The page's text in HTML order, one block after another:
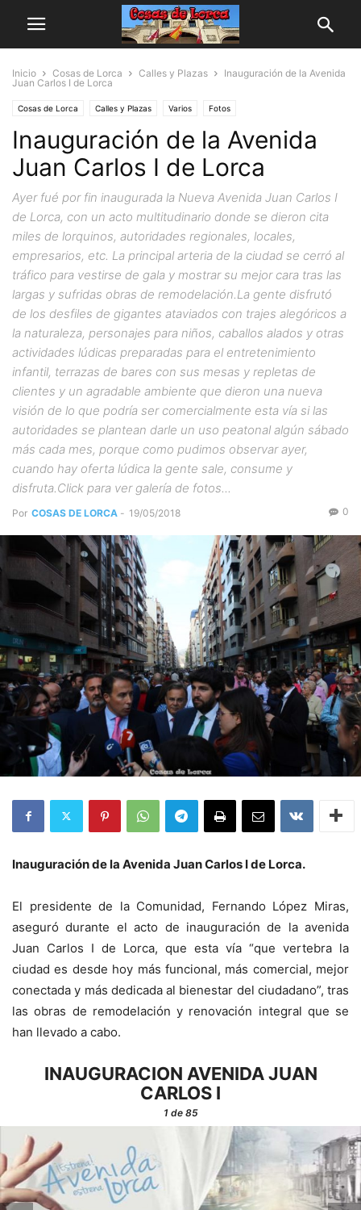
Inicio Cosas de Lorca Calles y Plazas
Inauguración de la Avenida
Juan Carlos I de Lorca
Cosas de Lorca Calles y Plazas Varios Fotos
Inauguración de la Avenida
Juan Carlos I de Lorca
Ayer fué por fin inaugurada la Nueva Avenida Juan Carlos I
de Lorca, con un acto multitudinario donde se dieron cita
miles de lorquinos, autoridades regionales, locales,
empresarios, etc. La principal arteria de la ciudad se cerró al
tráfico para vestirse de gala y mostrar su mejor cara tras las
largas y sufridas obras de remodelación.La gente disfrutó
de los desfiles de gigantes ataviados con trajes alegóricos a
la naturaleza, personajes para niños, caballos alados y otras
actividades lúdicas preparadas para el entretenimiento
infantil, terrazas de bares con sus mesas y repletas de
clientes y un agradable ambiente que dieron una nueva
visión de lo que podría ser comercialmente esta vía si las
autoridades se plantean darle un uso peatonal algún sábado
más cada mes, porque como pudimos observar ayer,
cuando hay oferta lúdica la gente sale, consume y
disfruta.Click para ver galería de fotos...
Por COSAS DE LORCA - 19/05/2018 0
Inauguración de la Avenida Juan Carlos I de Lorca.
El presidente de la Comunidad, Fernando López Miras,
aseguró durante el acto de inauguración de la avenida
Juan Carlos I de Lorca, que esta vía “que vertebra la
ciudad es desde hoy más funcional, más comercial, mejor
conectada y más dedicada al bienestar del ciudadano”, tras
las obras de remodelación y renovación integral que se
han llevado a cabo.
INAUGURACION AVENIDA JUAN
CARLOS I
1de 85